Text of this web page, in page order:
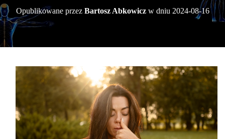
N
A
J
Ę
Opublikowane przez Bartosz Abkowiczw dniu 2024-08-16